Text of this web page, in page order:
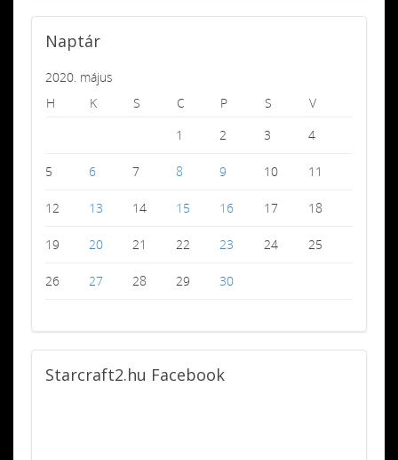
Naptár
2020. május
H
K S C P S
V
1
2 3 4
5 6 7 8 9 10 11
12 13 14 15 16 17 18
19 20 21 22 23 24 25
26 27 28 29 30
Starcraft2.hu Facebook